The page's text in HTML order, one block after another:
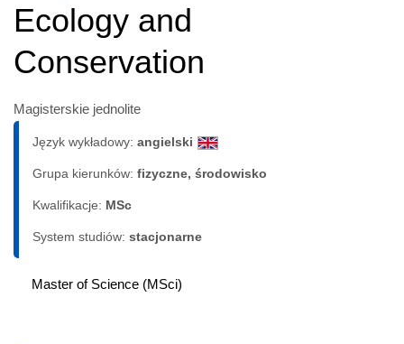
Ecology and
Conservation
Magisterskie jednolite
Język wykładowy: angielski
Grupa kierunków: fizyczne, środowisko
Kwalifikacje: MSc
System studiów: sta­cjo­nar­ne
Master of Science (MSci)